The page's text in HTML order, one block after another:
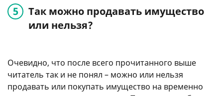
Так можно продавать имущество
или нельзя?
Очевидно, что после всего прочитанного выше
читатель так и не понял – можно или нельзя
продавать или покупать имущество на временно